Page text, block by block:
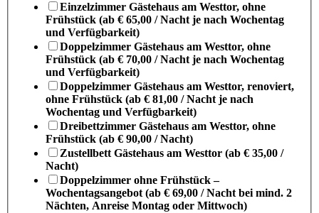
Einzelzimmer Gästehaus am Westtor, ohne
Frühstück (ab € 65,00 / Nacht je nach Wochentag
und Verfügbarkeit)
Doppelzimmer Gästehaus am Westtor, ohne
Frühstück (ab € 70,00 / Nacht je nach Wochentag
und Verfügbarkeit)
Doppelzimmer Gästehaus am Westtor, renoviert,
ohne Frühstück (ab € 81,00 / Nacht je nach
Wochentag und Verfügbarkeit)
Dreibettzimmer Gästehaus am Westtor, ohne
Frühstück (ab € 90,00 / Nacht)
Zustellbett Gästehaus am Westtor (ab € 35,00 /
Nacht)
Doppelzimmer ohne Frühstück –
Wochentagsangebot (ab € 69,00 / Nacht bei mind. 2
Nächten, Anreise Montag oder Mittwoch)